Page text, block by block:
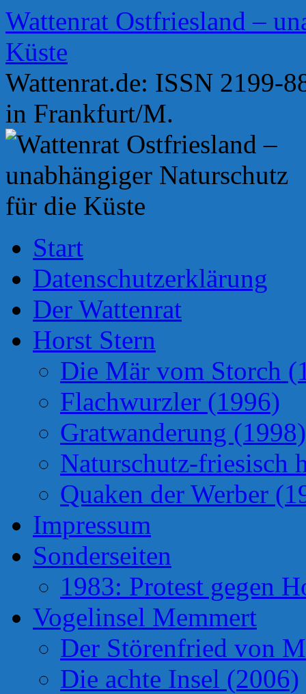
Zum
Inhalt
springen
Wattenrat Ostfriesland –
Küste
Wattenrat.de: ISSN 2199-
in Frankfurt/M.
Start
Datenschutzerklärung
Der Wattenrat
Horst Stern
Die Mär vom Storch
Flachwurzler (1996)
Gratwanderung (1998)
Naturschutz-friesisch
Quaken der Werber
Impressum
Sonderseiten
1983: Protest gegen
Vogelinsel Memmert
Der Störenfried von
Die achte Insel (2006)